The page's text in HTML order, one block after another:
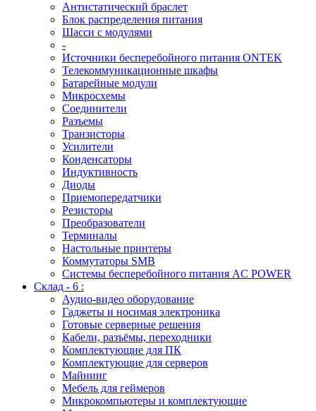
Антистатический браслет
Блок распределения питания
Шасси с модулями
-
Источники бесперебойного питания ONTEK
Телекоммуникационные шкафы
Батарейные модули
Микросхемы
Соединители
Разъемы
Транзисторы
Усилители
Конденсаторы
Индуктивность
Диоды
Приемопередатчики
Резисторы
Преобразователи
Терминалы
Настольные принтеры
Коммутаторы SMB
Системы бесперебойного питания AC POWER
Склад - 6 :
Аудио-видео оборудование
Гаджеты и носимая электроника
Готовые серверные решения
Кабели, разъёмы, переходники
Комплектующие для ПК
Комплектующие для серверов
Майнинг
Мебель для геймеров
Микрокомпьютеры и комплектующие